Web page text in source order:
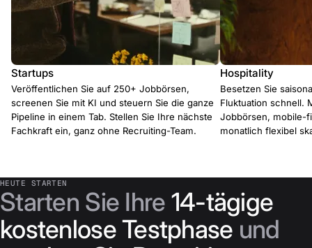
Startups
Veröffentlichen Sie auf 250+ Jobbörsen,
screenen Sie mit KI und steuern Sie die ganze
Pipeline in einem Tab. Stellen Sie Ihre nächste
Fachkraft ein, ganz ohne Recruiting-Team.
Hospitality
Besetzen Sie
Fluktuation schnell.
Jobbörsen, mobile-
monatlich flexibel
HEUTE STARTEN
Starten Sie Ihre 14-tägige
kostenlose Testphase und